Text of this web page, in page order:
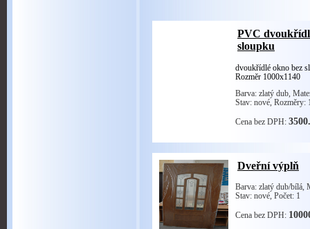
PVC
sloupku
dvoukřídlé okno bez
Rozměr 1000x1140
Barva: zlatý dub,
Stav: nové, Rozměry:
Cena bez DPH:
Dveřní výplň
Barva: zlatý dub/bílá,
Stav: nové, Počet: 1
Cena bez DPH: